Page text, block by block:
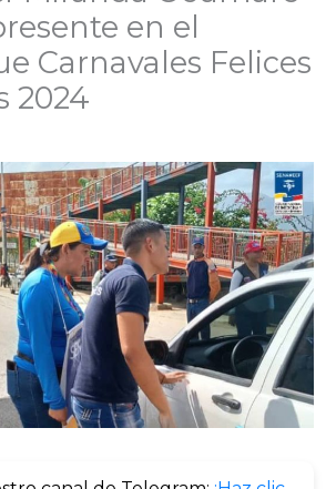
en el
Carnavales Felices
2024